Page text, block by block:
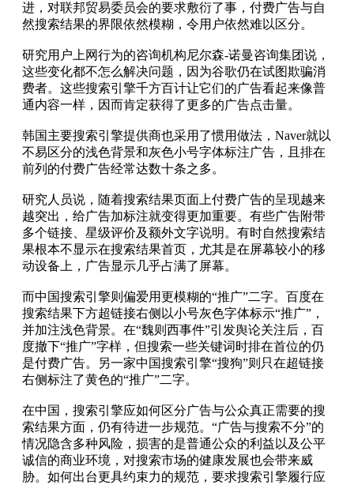
进，对联邦贸易委员会的要求敷衍了事，付费广告与自
然搜索结果的界限依然模糊，令用户依然难以区分。
研究用户上网行为的咨询机构尼尔森-诺曼咨询集团说，
这些变化都不怎么解决问题，因为谷歌仍在试图欺骗消
费者。这些搜索引擎千方百计让它们的广告看起来像普
通内容一样，因而肯定获得了更多的广告点击量。
韩国主要搜索引擎提供商也采用了惯用做法，Naver就以
不易区分的浅色背景和灰色小号字体标注广告，且排在
前列的付费广告经常达数十条之多。
研究人员说，随着搜索结果页面上付费广告的呈现越来
越突出，给广告加标注就变得更加重要。有些广告附带
多个链接、星级评价及额外文字说明。有时自然搜索结
果根本不显示在搜索结果首页，尤其是在屏幕较小的移
动设备上，广告显示几乎占满了屏幕。
而中国搜索引擎则偏爱用更模糊的“推广”二字。百度在
搜索结果下方超链接右侧以小号灰色字体标示“推广”，
并加注浅色背景。在“魏则西事件”引发舆论关注后，百
度撤下“推广”字样，但搜索一些关键词时排在首位的仍
是付费广告。另一家中国搜索引擎“搜狗”则只在超链接
右侧标注了黄色的“推广”二字。
在中国，搜索引擎应如何区分广告与公众真正需要的搜
索结果方面，仍有待进一步规范。“广告与搜索不分”的
情况隐含多种风险，损害的是普通公众的利益以及公平
诚信的商业环境，对搜索市场的健康发展也会带来威
胁。如何出台更具约束力的规范，要求搜索引擎履行应